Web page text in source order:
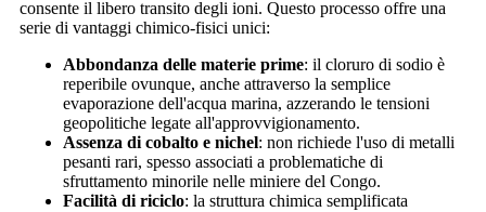
consente il libero transito degli ioni. Questo processo offre una
serie di vantaggi chimico-fisici unici:
Abbondanza delle materie prime: il cloruro di sodio è
reperibile ovunque, anche attraverso la semplice
evaporazione dell'acqua marina, azzerando le tensioni
geopolitiche legate all'approvvigionamento.
Assenza di cobalto e nichel: non richiede l'uso di metalli
pesanti rari, spesso associati a problematiche di
sfruttamento minorile nelle miniere del Congo.
Facilità di riciclo: la struttura chimica semplificata